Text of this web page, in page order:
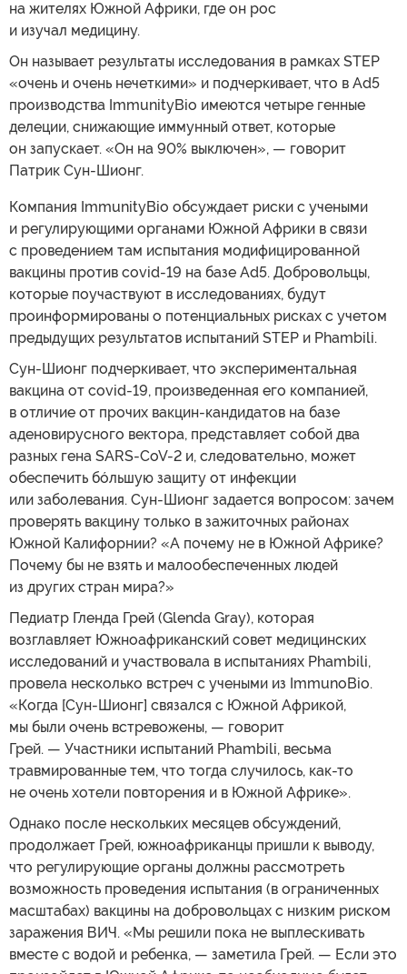
на жителях Южной Африки, где он рос
и изучал медицину.
Он называет результаты исследования в рамках STEP
«очень и очень нечеткими» и подчеркивает, что в Ad5
производства ImmunityBio имеются четыре генные
делеции, снижающие иммунный ответ, которые
он запускает. «Он на 90% выключен», — говорит
Патрик Сун-Шионг.
Компания ImmunityBio обсуждает риски с учеными
и регулирующими органами Южной Африки в связи
с проведением там испытания модифицированной
вакцины против covid-19 на базе Ad5. Добровольцы,
которые поучаствуют в исследованиях, будут
проинформированы о потенциальных рисках с учетом
предыдущих результатов испытаний STEP и Phambili.
Сун-Шионг подчеркивает, что экспериментальная
вакцина от covid-19, произведенная его компанией,
в отличие от прочих вакцин-кандидатов на базе
аденовирусного вектора, представляет собой два
разных гена SARS-CoV-2 и, следовательно, может
обеспечить бóльшую защиту от инфекции
или заболевания. Сун-Шионг задается вопросом: зачем
проверять вакцину только в зажиточных районах
Южной Калифорнии? «А почему не в Южной Африке?
Почему бы не взять и малообеспеченных людей
из других стран мира?»
Педиатр Гленда Грей (Glenda Gray), которая
возглавляет Южноафриканский совет медицинских
исследований и участвовала в испытаниях Phambili,
провела несколько встреч с учеными из ImmunoBio.
«Когда [Сун-Шионг] связался с Южной Африкой,
мы были очень встревожены, — говорит
Грей. — Участники испытаний Phambili, весьма
травмированные тем, что тогда случилось, как-то
не очень хотели повторения и в Южной Африке».
Однако после нескольких месяцев обсуждений,
продолжает Грей, южноафриканцы пришли к выводу,
что регулирующие органы должны рассмотреть
возможность проведения испытания (в ограниченных
масштабах) вакцины на добровольцах с низким риском
заражения ВИЧ. «Мы решили пока не выплескивать
вместе с водой и ребенка, — заметила Грей. — Если это